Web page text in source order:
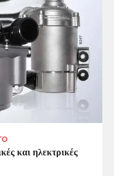
και ηλεκτρικές